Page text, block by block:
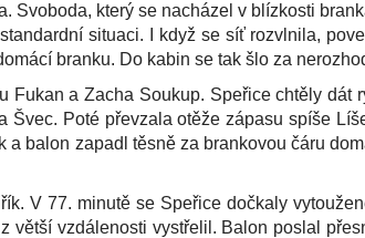
Svoboda, který se nacházel v blízkosti
situaci. I když se síť rozvlnila,
branku. Do kabin se tak šlo za
a Zacha Soukup. Speřice chtěly dát
Poté převzala otěže zápasu spíše
balon zapadl těsně za brankovou čáru
V 77. minutě se Speřice dočkaly
vzdálenosti vystřelil. Balon poslal